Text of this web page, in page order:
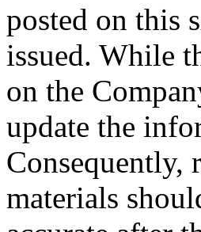
posted on this
issued. While
on the
update the
Consequently,
materials